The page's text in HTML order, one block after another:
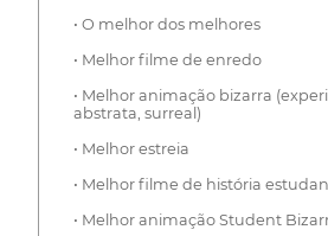
• O melhor dos melhores
• Melhor filme de enredo
• Melhor animação bizarra
abstrata, surreal)
• Melhor estreia
• Melhor filme de história
• Melhor animação Student